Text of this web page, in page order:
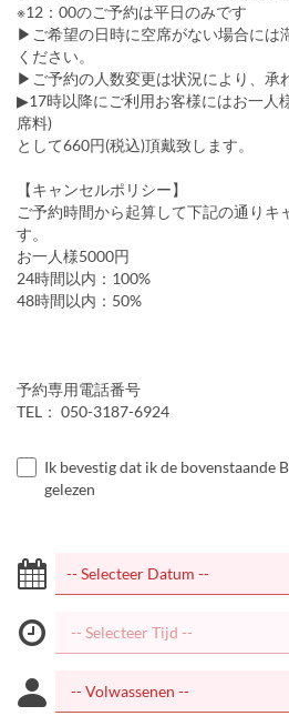
※12：00のご予約は平日のみです
▶ご希望の日時に空席がない場合には
ください。
▶ご予約の人数変更は状況により、承
▶17時以降にご利用お客様にはお一人
席料)
として660円(税込)頂戴致します。
【キャンセルポリシー】
ご予約時間から起算して下記の通りキ
す。
お一人様5000円
24時間以内：100%
48時間以内：50%
予約専用電話番号
TEL： 050-3187-6924
Ik bevestig dat ik de bovenstaande
gelezen